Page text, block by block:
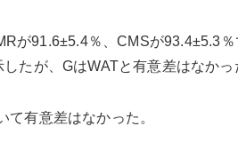
が91.6±5.4％、CMSが93.4±5.3
たが、GはWATと有意差はなかっ
有意差はなかった。